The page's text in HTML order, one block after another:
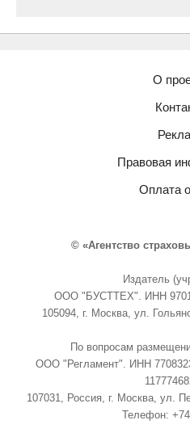
О
Правовая
Оплата
© «Агентство
Издатель
ООО "БУСТТЕХ". ИНН
105094, г. Москва, ул.
По вопросам
ООО "Регламент". ИНН
107031, Россия, г. Москва, ул.
Телефон: